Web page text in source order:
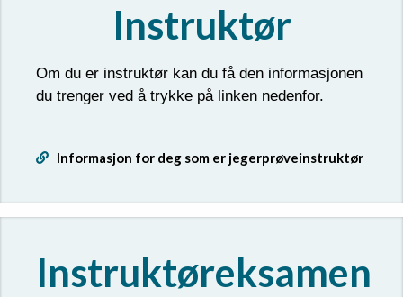
Instruktør
Om du er instruktør kan du få den informasjonen
du trenger ved å trykke på linken nedenfor.
Informasjon for deg som er jegerprøveinstruktør
Instruktøreksamen